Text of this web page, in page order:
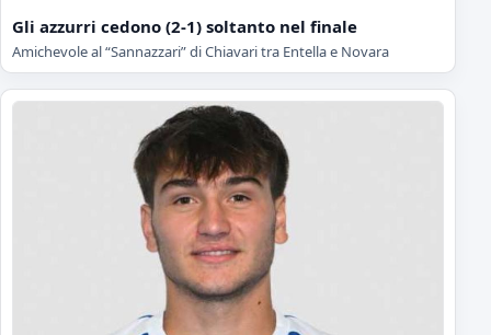
Gli azzurri cedono (2-1) soltanto nel finale
Amichevole al “Sannazzari” di Chiavari tra Entella e Novara